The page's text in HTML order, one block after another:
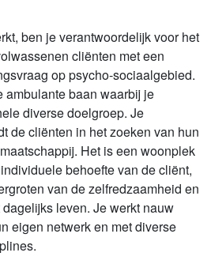
ben je verantwoordelijk voor het
cliënten met een
op psycho-sociaalgebied.
ambulante baan waarbij je
diverse doelgroep. Je
de cliënten in het zoeken van hun
Het is een woonplek
behoefte van de cliënt,
van de zelfredzaamheid en
leven. Je werkt nauw
eigen netwerk en met diverse